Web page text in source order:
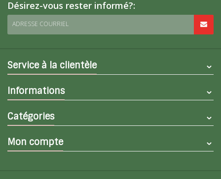
Désirez-vous rester informé?:
ADRESSE COURRIEL
Service à la clientèle
Informations
Catégories
Mon compte